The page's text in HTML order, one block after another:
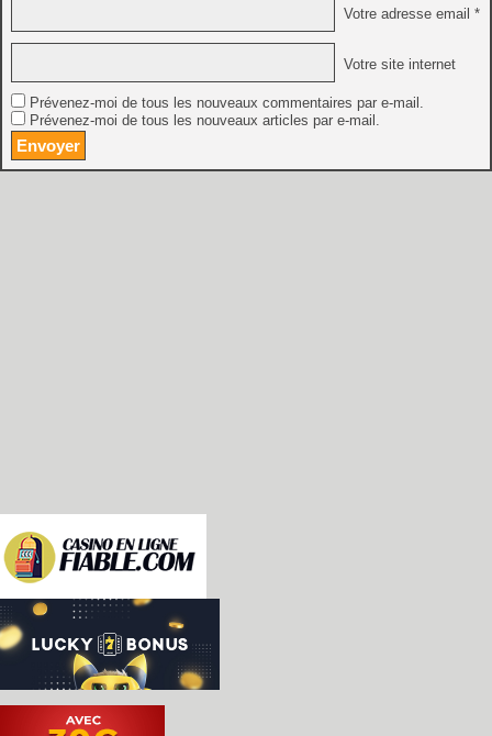
Votre adresse email *
Votre site internet
Prévenez-moi de tous les nouveaux commentaires par e-mail.
Prévenez-moi de tous les nouveaux articles par e-mail.